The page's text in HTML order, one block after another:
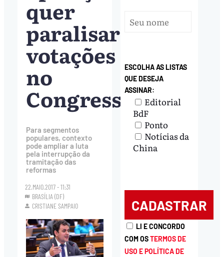
quer
paralisar
votações
no
Congresso
Para segmentos
populares, contexto
pode ampliar a luta
pela interrupção da
tramitação das
reformas
22.MAIO.2017 - 11:31
BRASÍLIA (DF)
CRISTIANE SAMPAIO
ESCOLHA AS LISTAS
QUE DESEJA
ASSINAR:
Editorial
BdF
Ponto
Notícias da
China
LI E CONCORDO
COM OSTERMOS DE
USO E POLÍTICA DE